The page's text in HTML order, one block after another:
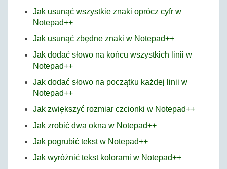
Jak usunąć wszystkie znaki oprócz cyfr w
Notepad++
Jak usunąć zbędne znaki w Notepad++
Jak dodać słowo na końcu wszystkich linii w
Notepad++
Jak dodać słowo na początku każdej linii w
Notepad++
Jak zwiększyć rozmiar czcionki w Notepad++
Jak zrobić dwa okna w Notepad++
Jak pogrubić tekst w Notepad++
Jak wyróżnić tekst kolorami w Notepad++